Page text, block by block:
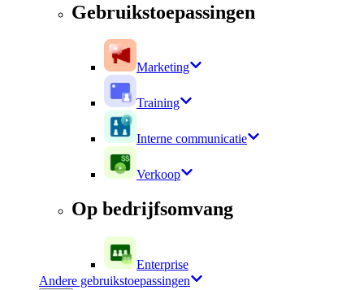
Gebruikstoepassingen
Marketing
Training
Interne communicatie
Verkoop
Op bedrijfsomvang
Enterprise
Andere gebruikstoepassingen